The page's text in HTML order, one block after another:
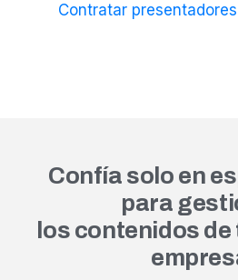
Contratar
Confía solo en
para
los contenidos